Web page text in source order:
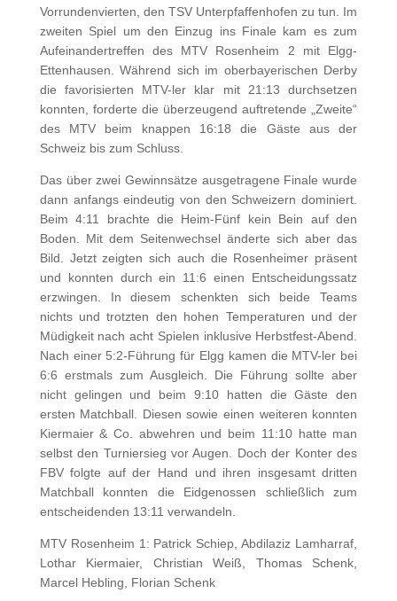
Vorrundenvierten, den TSV Unterpfaffenhofen zu tun. Im
zweiten Spiel um den Einzug ins Finale kam es zum
Aufeinandertreffen des MTV Rosenheim 2 mit Elgg-
Ettenhausen. Während sich im oberbayerischen Derby
die favorisierten MTV-ler klar mit 21:13 durchsetzen
konnten, forderte die überzeugend auftretende „Zweite“
des MTV beim knappen 16:18 die Gäste aus der
Schweiz bis zum Schluss.
Das über zwei Gewinnsätze ausgetragene Finale wurde
dann anfangs eindeutig von den Schweizern dominiert.
Beim 4:11 brachte die Heim-Fünf kein Bein auf den
Boden. Mit dem Seitenwechsel änderte sich aber das
Bild. Jetzt zeigten sich auch die Rosenheimer präsent
und konnten durch ein 11:6 einen Entscheidungssatz
erzwingen. In diesem schenkten sich beide Teams
nichts und trotzten den hohen Temperaturen und der
Müdigkeit nach acht Spielen inklusive Herbstfest-Abend.
Nach einer 5:2-Führung für Elgg kamen die MTV-ler bei
6:6 erstmals zum Ausgleich. Die Führung sollte aber
nicht gelingen und beim 9:10 hatten die Gäste den
ersten Matchball. Diesen sowie einen weiteren konnten
Kiermaier & Co. abwehren und beim 11:10 hatte man
selbst den Turniersieg vor Augen. Doch der Konter des
FBV folgte auf der Hand und ihren insgesamt dritten
Matchball konnten die Eidgenossen schließlich zum
entscheidenden 13:11 verwandeln.
MTV Rosenheim 1: Patrick Schiep, Abdilaziz Lamharraf,
Lothar Kiermaier, Christian Weiß, Thomas Schenk,
Marcel Hebling, Florian Schenk